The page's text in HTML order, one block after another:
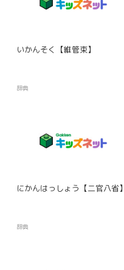
いかんそく【維管束】
辞典
にかんはっしょう【二官八省】
辞典